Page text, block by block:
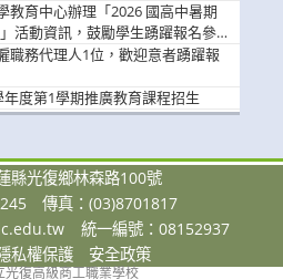
教育中心辦理「2026 國高中暑期
活動資訊，鼓勵學生踴躍報名參
職務代理人1位，歡迎意者踴躍報
度第1學期推廣教育課程招生
縣光復鄉林森路100號
傳真：(03)8701817
統一編號：08152937
私權保護 安全政策
復高級商工職業學校